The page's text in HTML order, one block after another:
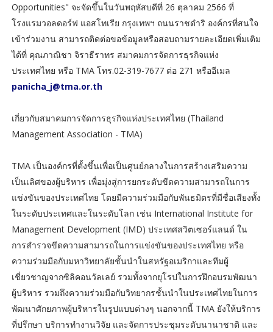
Opportunities" จะจัดขึ้นในวันพฤหัสบดีที่ 26 ตุลาคม 2566 ที่
โรงแรมวอลดอร์ฟ แอสโทเรีย กรุงเทพฯ ถนนราชดำริ องค์กรที่สนใจ
เข้าร่วมงาน สามารถติดต่อขอข้อมูลหรือสอบถามรายละเอียดเพิ่มเติม
ได้ที่ คุณภาณิชา จิราธีราทร สมาคมการจัดการธุรกิจแห่ง
ประเทศไทย หรือ TMA โทร.02-319-7677 ต่อ 271 หรืออีเมล
panicha_j@tma.or.th
เกี่ยวกับสมาคมการจัดการธุรกิจแห่งประเทศไทย (Thailand
Management Association - TMA)
TMA เป็นองค์กรที่ตั้งขึ้นเพื่อเป็นศูนย์กลางในการสร้างเสริมความ
เป็นเลิศของผู้บริหาร เพื่อมุ่งสู่การยกระดับขีดความสามารถในการ
แข่งขันของประเทศไทย โดยมีความร่วมมือกับพันธมิตรที่มีชื่อเสียงทั้ง
ในระดับประเทศและในระดับโลก เช่น International Institute for
Management Development (IMD) ประเทศสวิตเซอร์แลนด์ ใน
การสำรวจขีดความสามารถในการแข่งขันของประเทศไทย หรือ
ความร่วมมือกับมหาวิทยาลัยชั้นนำในสหรัฐอเมริกาและทีมผู้
เชี่ยวชาญจากซิลิคอนวัลเลย์ รวมทั้งจากยุโรปในการฝึกอบรมพัฒนา
ผู้บริหาร รวมถึงความร่วมมือกับวิทยากรชั้นนำในประเทศไทยในการ
พัฒนาศักยภาพผู้บริหารในรูปแบบต่างๆ นอกจากนี้ TMA ยังให้บริการ
ที่ปรึกษา บริการทำงานวิจัย และจัดการประชุมระดับนานาชาติ และ